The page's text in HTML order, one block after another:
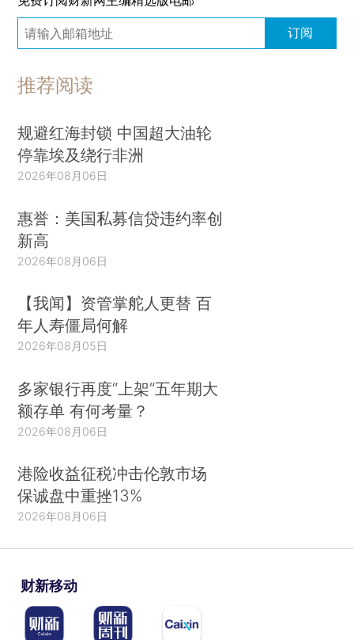
订阅
推荐阅读
规避红海封锁 中国超大油轮
停靠埃及绕行非洲
2026年08月06日
惠誉：美国私募信贷违约率创
新高
2026年08月06日
【我闻】资管掌舵人更替 百
年人寿僵局何解
2026年08月05日
多家银行再度“上架”五年期大
额存单 有何考量？
2026年08月06日
港险收益征税冲击伦敦市场
保诚盘中重挫13%
2026年08月06日
财新移动